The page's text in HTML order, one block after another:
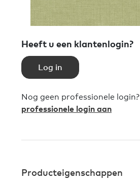
Heeft u een klantenlogin?
Log in
Nog geen professionele login?
professionele login aan
Producteigenschappen